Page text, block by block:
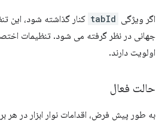
اگر ویژگی tabId کنار گذاشته شود، این
جهانی در نظر گرفته می شود. تنظیمات
اولویت دارند.
حالت فعال
به طور پیش فرض، اقدامات نوار ابزار در هر